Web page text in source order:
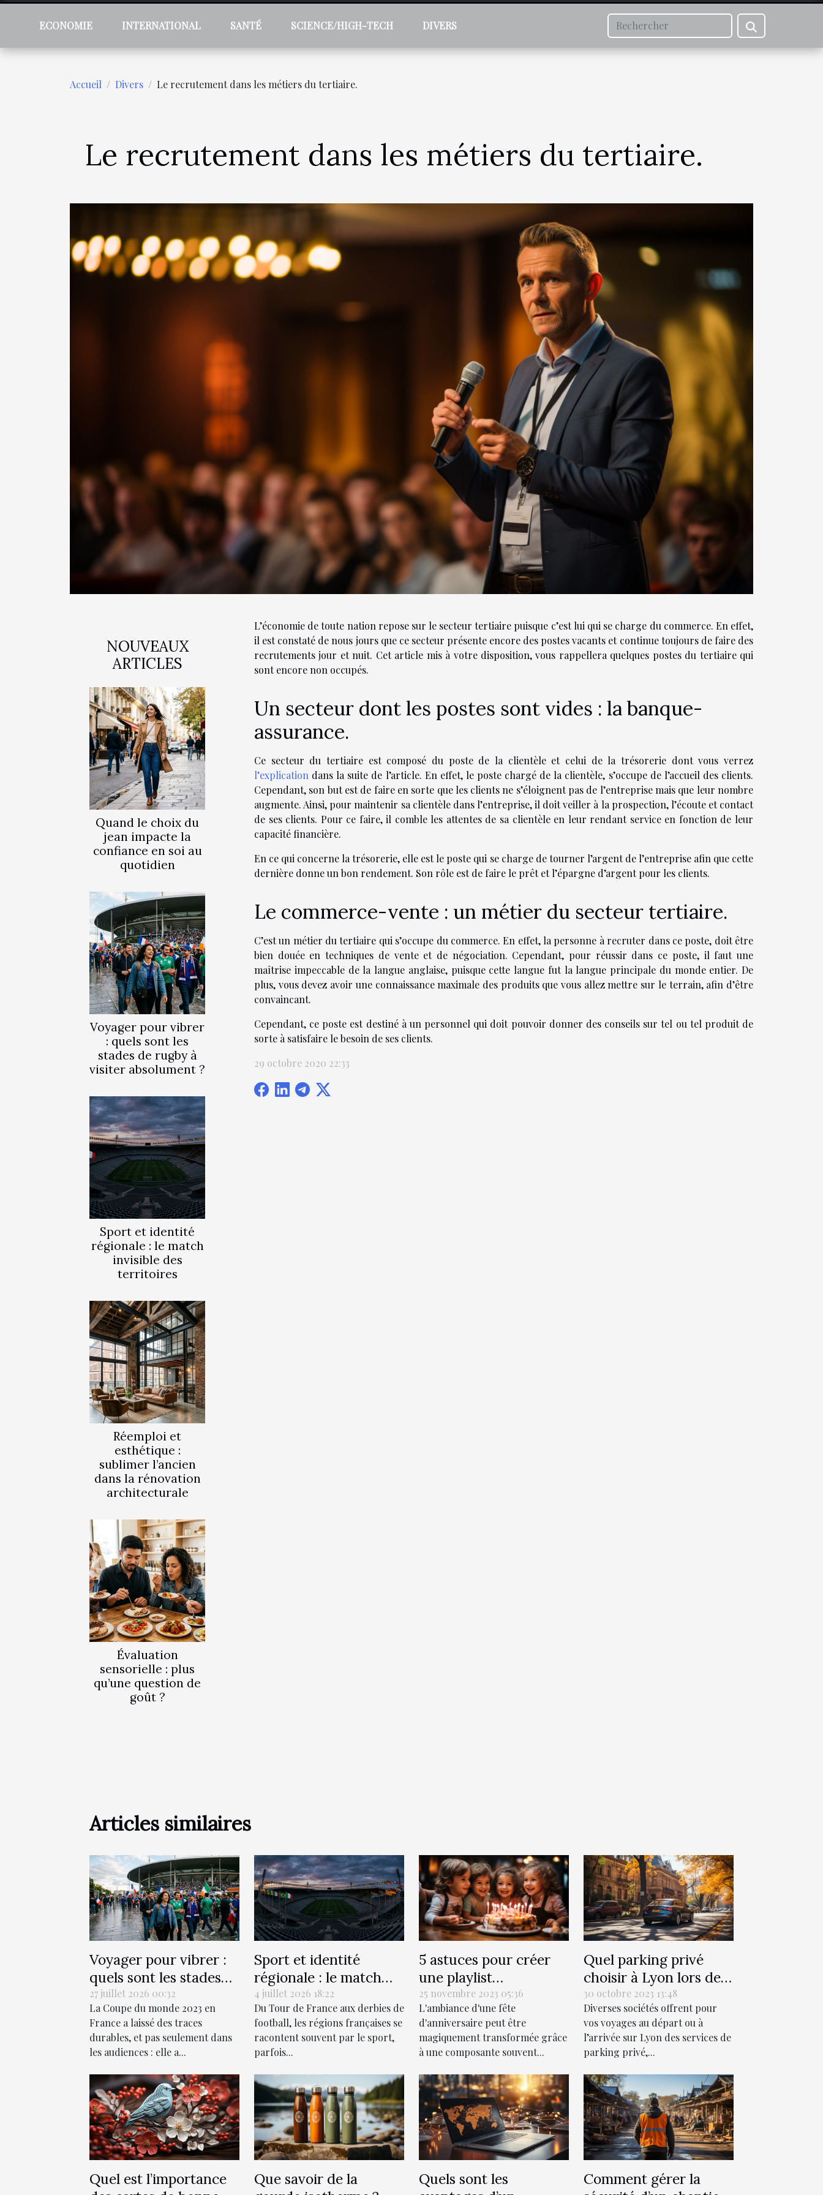
ECONOMIE INTERNATIONAL SANTÉ SCIENCE/HIGH-TECH DIVERS
Accueil Divers Le recrutement dans les métiers du tertiaire.
Le recrutement dans les métiers du tertiaire.
NOUVEAUX
ARTICLES
Quand le choix du
jean impacte la
confiance en soi au
quotidien
Voyager pour vibrer
: quels sont les
stades de rugby à
visiter absolument ?
Sport et identité
régionale : le match
invisible des
territoires
Réemploi et
esthétique :
sublimer l’ancien
dans la rénovation
architecturale
Évaluation
sensorielle : plus
qu’une question de
goût ?
L’économie de toute nation repose sur le secteur tertiaire puisque c’est lui qui se charge du commerce. En effet,
il est constaté de nous jours que ce secteur présente encore des postes vacants et continue toujours de faire des
recrutements jour et nuit. Cet article mis à votre disposition, vous rappellera quelques postes du tertiaire qui
sont encore non occupés.
Un secteur dont les postes sont vides : la banque-
assurance.
Ce secteur du tertiaire est composé du poste de la clientèle et celui de la trésorerie dont vous verrez
l’explication dans la suite de l’article. En effet, le poste chargé de la clientèle, s’occupe de l’accueil des clients.
Cependant, son but est de faire en sorte que les clients ne s’éloignent pas de l’entreprise mais que leur nombre
augmente. Ainsi, pour maintenir sa clientèle dans l’entreprise, il doit veiller à la prospection, l’écoute et contact
de ses clients. Pour ce faire, il comble les attentes de sa clientèle en leur rendant service en fonction de leur
capacité financière.
En ce qui concerne la trésorerie, elle est le poste qui se charge de tourner l’argent de l’entreprise afin que cette
dernière donne un bon rendement. Son rôle est de faire le prêt et l’épargne d’argent pour les clients.
Le commerce-vente : un métier du secteur tertiaire.
C’est un métier du tertiaire qui s’occupe du commerce. En effet, la personne à recruter dans ce poste, doit être
bien douée en techniques de vente et de négociation. Cependant, pour réussir dans ce poste, il faut une
maîtrise impeccable de la langue anglaise, puisque cette langue fut la langue principale du monde entier. De
plus, vous devez avoir une connaissance maximale des produits que vous allez mettre sur le terrain, afin d’être
convaincant.
Cependant, ce poste est destiné à un personnel qui doit pouvoir donner des conseils sur tel ou tel produit de
sorte à satisfaire le besoin de ses clients.
29 octobre 2020 22:33
Articles similaires
Voyager pour vibrer :
quels sont les stades
de rugby à visiter
absolument ?
27 juillet 2026 00:32
La Coupe du monde 2023 en
France a laissé des traces
durables, et pas seulement dans
les audiences : elle a...
Sport et identité
régionale : le match
invisible des territoires
4 juillet 2026 18:22
Du Tour de France aux derbies de
football, les régions françaises se
racontent souvent par le sport,
parfois...
5 astuces pour créer
une playlist
personnalisée pour la
fête d'anniversaire
parfaite
25 novembre 2023 05:36
L'ambiance d'une fête
d'anniversaire peut être
magiquement transformée grâce
à une composante souvent...
Quel parking privé
choisir à Lyon lors de
vos voyages ?
30 octobre 2023 13:48
Diverses sociétés offrent pour
vos voyages au départ ou à
l’arrivée sur Lyon des services de
parking privé,...
Quel est l’importance
Que savoir de la
Quels sont les
Comment gérer la